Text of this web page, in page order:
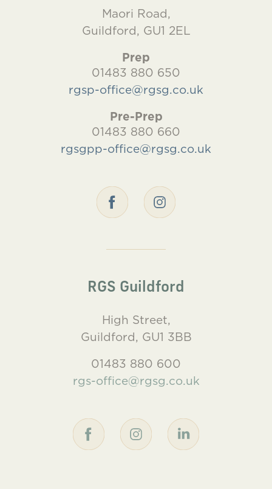
Maori Road,
Guildford, GU1 2EL
Prep
01483 880 650
rgsp-office@rgsg.co.uk
Pre-Prep
01483 880 660
rgsgpp-office@rgsg.co.uk
RGS Guildford
High Street,
Guildford, GU1 3BB
01483 880 600
rgs-office@rgsg.co.uk